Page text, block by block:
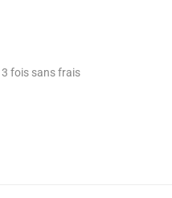
3 fois sans frais